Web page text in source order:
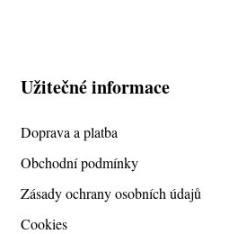
Užitečné informace
Doprava a platba
Obchodní podmínky
Zásady ochrany osobních údajů
Cookies